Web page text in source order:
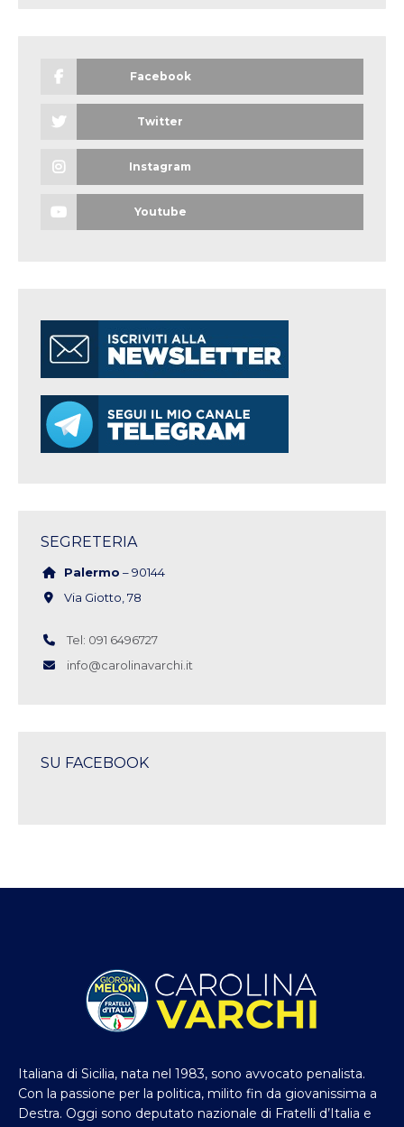
Facebook
Twitter
Instagram
Youtube
SEGRETERIA
Palermo – 90144
Via Giotto, 78
Tel: 091 6496727
info@carolinavarchi.it
SU FACEBOOK
Italiana di Sicilia, nata nel 1983, sono avvocato penalista.
Con la passione per la politica, milito fin da giovanissima a
Destra. Oggi sono deputato nazionale di Fratelli d’Italia e